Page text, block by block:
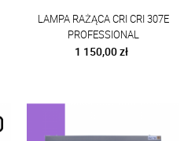
LAMPA RAŻĄCA CRI CRI 307E
PROFESSIONAL
Cena
1 150,00 zł